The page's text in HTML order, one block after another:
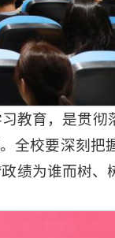
教育，是贯
全校要深刻把
绩为谁而树